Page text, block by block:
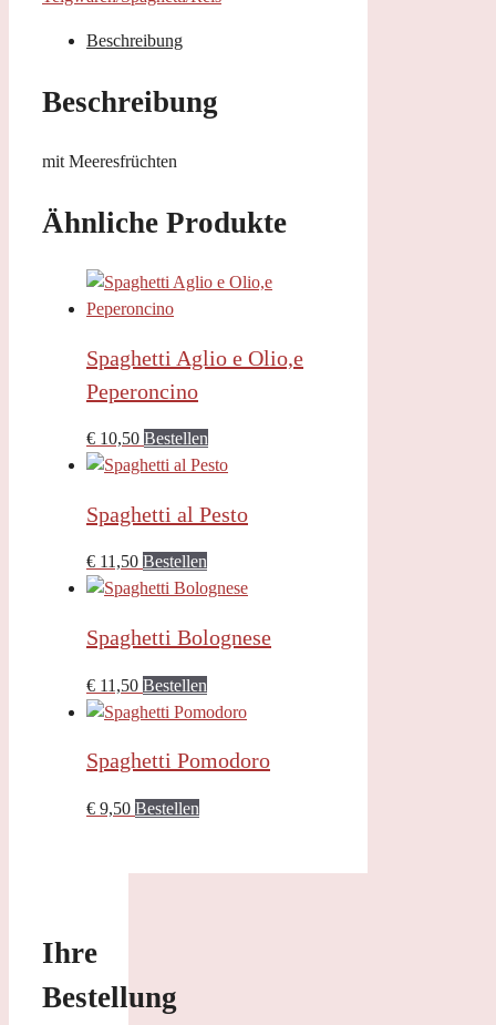
Beschreibung
Beschreibung
mit Meeresfrüchten
Ähnliche Produkte
Spaghetti Aglio e Olio,e
Peperoncino
€ 10,50 Bestellen
Spaghetti al Pesto
€ 11,50 Bestellen
Spaghetti Bolognese
€ 11,50 Bestellen
Spaghetti Pomodoro
€ 9,50 Bestellen
Ihre
Bestellung